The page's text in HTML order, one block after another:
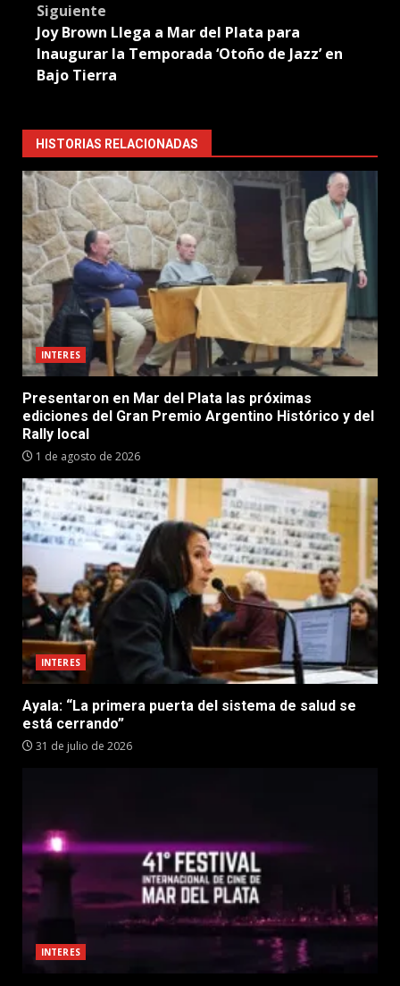
Siguiente
Joy Brown Llega a Mar del Plata para
Inaugurar la Temporada ‘Otoño de Jazz’ en
Bajo Tierra
HISTORIAS RELACIONADAS
INTERES
Presentaron en Mar del Plata las próximas
ediciones del Gran Premio Argentino Histórico y del
Rally local
1 de agosto de 2026
INTERES
Ayala: “La primera puerta del sistema de salud se
está cerrando”
31 de julio de 2026
INTERES